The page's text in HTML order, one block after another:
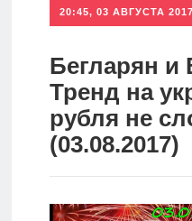
Инвестиции
Дивиденды
Волновой
20:45, 03 АВГУСТА 2017
Бегларян
Тренд на
рубля не
(03.08.2017)